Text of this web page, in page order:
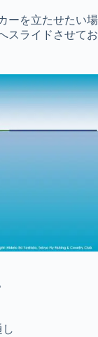
ーを立たせたい場
スライドさせてお